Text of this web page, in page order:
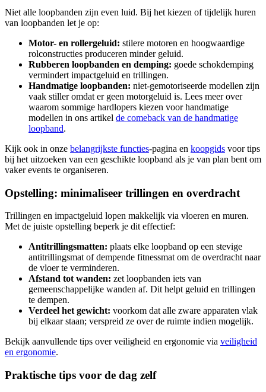
Niet alle loopbanden zijn even luid. Bij het kiezen of tijdelijk huren
van loopbanden let je op:
Motor- en rollergeluid: stilere motoren en hoogwaardige
rolconstructies produceren minder geluid.
Rubberen loopbanden en demping: goede schokdemping
vermindert impactgeluid en trillingen.
Handmatige loopbanden: niet-gemotoriseerde modellen zijn
vaak stiller omdat er geen motorgeluid is. Lees meer over
waarom sommige hardlopers kiezen voor handmatige
modellen in ons artikel de comeback van de handmatige
loopband.
Kijk ook in onze belangrijkste functies-pagina en koopgids voor tips
bij het uitzoeken van een geschikte loopband als je van plan bent om
vaker events te organiseren.
Opstelling: minimaliseer trillingen en overdracht
Trillingen en impactgeluid lopen makkelijk via vloeren en muren.
Met de juiste opstelling beperk je dit effectief:
Antitrillingsmatten: plaats elke loopband op een stevige
antitrillingsmat of dempende fitnessmat om de overdracht naar
de vloer te verminderen.
Afstand tot wanden: zet loopbanden iets van
gemeenschappelijke wanden af. Dit helpt geluid en trillingen
te dempen.
Verdeel het gewicht: voorkom dat alle zware apparaten vlak
bij elkaar staan; verspreid ze over de ruimte indien mogelijk.
Bekijk aanvullende tips over veiligheid en ergonomie via veiligheid
en ergonomie.
Praktische tips voor de dag zelf